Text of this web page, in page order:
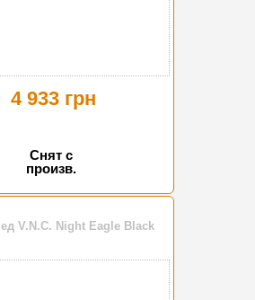
4 933 грн
Снят с
произв.
V.N.C. Night Eagle Black